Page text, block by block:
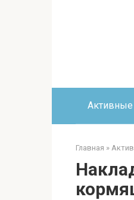
Активные
Главная »